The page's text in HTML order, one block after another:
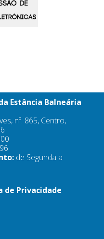
Estância Balneária
nº. 865, Centro,
de Segunda a
de Privacidade